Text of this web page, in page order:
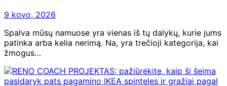
9 kovo, 2026
Spalva mūsų namuose yra vienas iš tų dalykų, kurie jums
patinka arba kelia nerimą. Na, yra trečioji kategorija, kai
žmogus…